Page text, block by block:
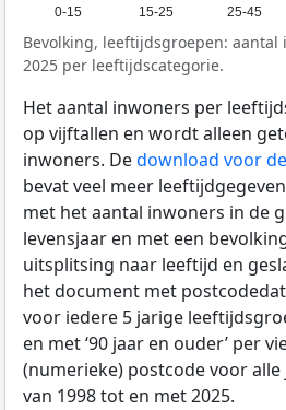
0-15 15-25 25-45
Bevolking, leeftijdsgroepen: aantal
2025 per leeftijdscategorie.
Het aantal inwoners per
op vijftallen en wordt alleen
inwoners. Dedownload voor
bevat veel meer
met het aantal inwoners in de
levensjaar en met een
uitsplitsing naar leeftijd en
het document met
voor iedere 5 jarige
en met ‘90 jaar en ouder’ per
(numerieke) postcode voor
van 1998 tot en met 2025.